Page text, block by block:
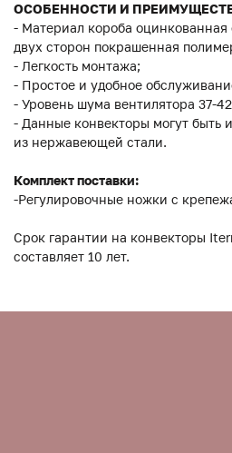
ОСОБЕННОСТИ И
- Материал короба
двух сторон покрашенная
- Легкость монтажа;
- Простое и удобное
- Уровень шума вентилятора 37-
- Данные конвекторы могут быть
из нержавеющей стали.
Комплект поставки:
-Регулировочные ножки с
Срок гарантии на конвекторы
составляет 10 лет.